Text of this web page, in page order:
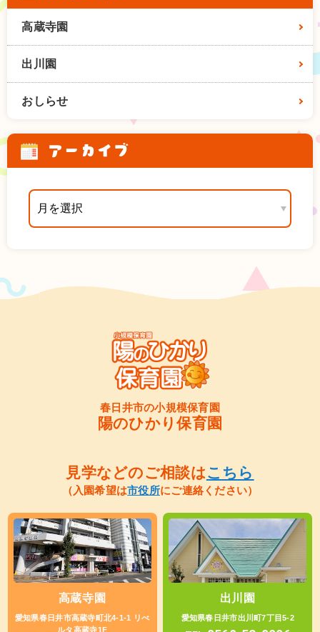
高蔵寺園
出川園
おしらせ
アーカイブ
春日井市の小規模保育園
陽のひかり保育園
見学などのご相談はこちら
（入園希望は市役所にご連絡ください）
高蔵寺園
愛知県春日井市高蔵寺町北4-1-1 リべ
ルタ高蔵寺1F
出川園
愛知県春日井市出川町7丁目5-2